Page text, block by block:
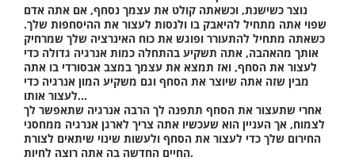
נוצר כשישנת, וכשאתה קולט את עצמך נסחף, אם אתה אדם
שפוי אתה מתחיל להיאבק בו ולנסות לעצור את ההיסחפות שלך.
כשאתה מתחיל להתעורר ופוגש את כוח האינרציה שלך שמרחיק
אותך מהאהבה, אתה תשקיע בהתחלה כמות אנרגיה גדולה כדי
לעצור את הסחף, ואז תמצא את עצמך במצב אבסורדי בו אתה
מבין שזה אתה שיוצר את הסחף וגם משקיע המון אנרגיה כדי
לעצור אותו…
אחרי שתעצור את הסחף תתפנה לך הרבה אנרגיה שתאפשר לך
לצמוח, אך העניין הוא שעכשיו אתה צריך לארגן אנרגיה ממחסני
החירום שלך כדי לעצור את הסחף ולעשות שינוי שיתאים לצורת
החיים החדשה בה אתה רוצה לחיות.